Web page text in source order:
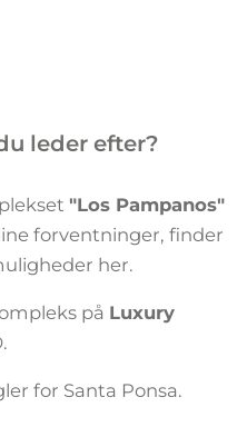
leder efter?
"Los Pampanos"
forventninger, finder
her.
på Luxury
.
for Santa Ponsa.